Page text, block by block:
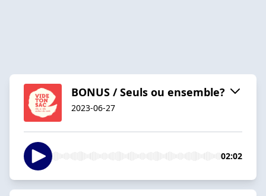
BONUS / Seuls ou ensemble?
2023-06-27
02:02